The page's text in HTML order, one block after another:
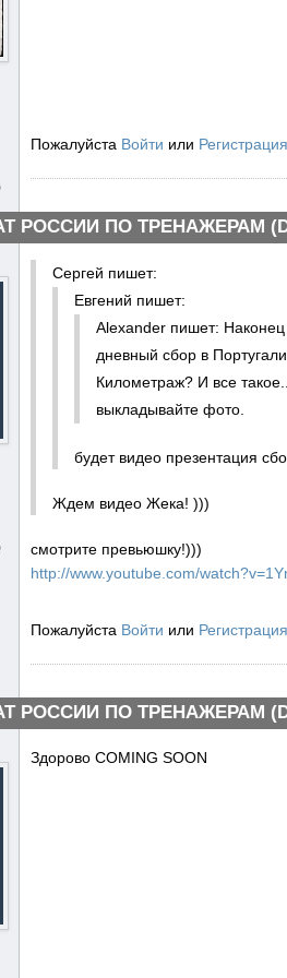
Пожалуйста Войти или Регистрация
РОССИИ ПО ТРЕНАЖЕРАМ
Сергей пишет:
Евгений пишет:
Alexander пишет:
дневный сбор в
Километраж? И все
выкладывайте фото.
будет видео презентация
Ждем видео Жека! )))
смотрите превьюшку!)))
http://www.youtube.com/
Пожалуйста Войти или Регистрация
РОССИИ ПО ТРЕНАЖЕРАМ
Здорово COMING SOON